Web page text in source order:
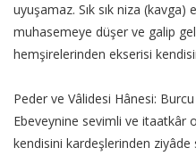
uyuşamaz. Sık sık niza (kavga)
muhasemeye düşer ve galip
hemşirelerinden ekserisi
Peder ve Vâlidesi Hânesi: Burcu
Ebeveynine sevimli ve itaatkâr
kendisini kardeşlerinden